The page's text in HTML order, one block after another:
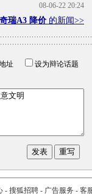
08-06-22 20:24
奇瑞A3 降价的新闻>>
地址
设为辩论话题
- 搜狐招聘- 广告服务 - 客